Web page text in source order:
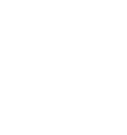
negativo metastático em
Insuficiência Cardíaca” da Bayer